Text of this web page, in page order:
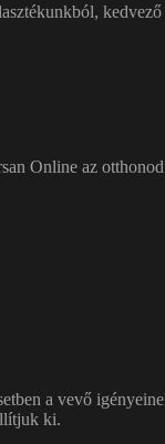
kedvező
Online az
a vevő
ki.